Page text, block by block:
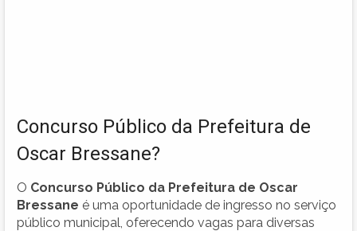
Concurso Público da Prefeitura de
Oscar Bressane?
O Concurso Público da Prefeitura de Oscar
Bressane é uma oportunidade de ingresso no serviço
público municipal, oferecendo vagas para diversas